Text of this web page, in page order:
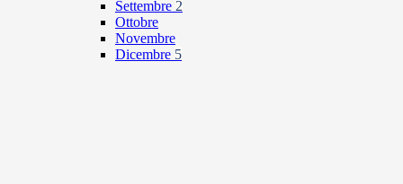
Settembre 2
Ottobre
Novembre
Dicembre 5